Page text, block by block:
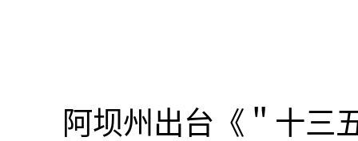
阿坝州出台《＂十三